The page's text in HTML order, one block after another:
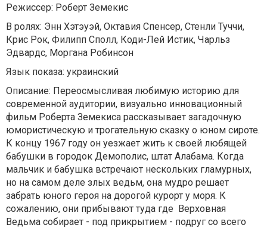
Режиссер: Роберт Земекис
В ролях: Энн Хэтэуэй, Октавия Спенсер, Стенли Туччи,
Крис Рок, Филипп Сполл, Коди-Лей Истик, Чарльз
Эдвардс, Моргана Робинсон
Язык показа: украинский
Описание: Переосмысливая любимую историю для
современной аудитории, визуально инновационный
фильм Роберта Земекиса рассказывает загадочную
юмористическую и трогательную сказку о юном сироте.
К концу 1967 году он уезжает жить к своей любящей
бабушки в городок Демополис, штат Алабама. Когда
мальчик и бабушка встречают нескольких гламурных,
но на самом деле злых ведьм, она мудро решает
забрать юного героя на дорогой курорт у моря. К
сожалению, они прибывают туда где Верховная
Ведьма собирает - под прикрытием - подруг со всего